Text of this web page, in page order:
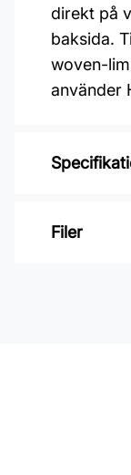
direkt på
baksida.
woven-
använder
Filer